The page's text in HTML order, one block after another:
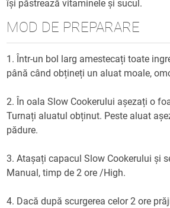
își păstrează vitaminele și sucul.
MOD DE PREPARARE
1. Într-un bol larg amestecați toate
până când obțineți un aluat moale,
2. În oala Slow Cookerului așezați o
Turnați aluatul obținut. Peste aluat
pădure.
3. Atașați capacul Slow Cookerului și
Manual, timp de 2 ore /High.
4. Dacă după scurgerea celor 2 ore